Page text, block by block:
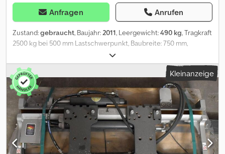
Anfragen Anrufen
Zustand:gebraucht, Baujahr: 2011, Leergewicht:490 kg, Tragkraft
2500 kg bei 500 mm Lastschwerpunkt, Baubreite: 750 mm,
Öffnungsbereich: 600-1400 mm, Aufhängung: FEM2A,
Eigenschwerpunkt: 490 mm, gebrauchtes Durwen
Zinkenverstellgerät. Verstellbereich 600 - 1.400 mm AK-AK, inkl.
teleskopierbare Gabelzinken geschraubt: Grundlänge 1.350 mm,
Ausfahrlänge 1.350 mm, Außenquerschnitt 165 x 56 mm, Serien-Nr.:
D2113505/D4113621R/L, Gabelträgerbreite: 750 mm,
Lastenschwerpunkt: 500 mm, Eigenschwerpunkt: 490 mm.
Crsdjxluq Sepfx Ab Rjf
Kleinanzeige